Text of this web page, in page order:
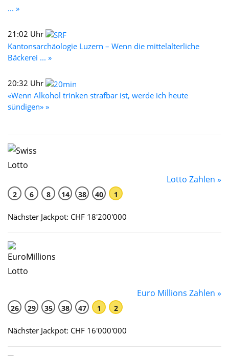
... »
21:02 Uhr
Kantonsarchäologie Luzern – Wenn die mittelalterliche
Bäckerei ... »
20:32 Uhr
«Wenn Alkohol trinken strafbar ist, werde ich heute
sündigen» »
Lotto Zahlen »
2 6 8 14 38 40 1
Nächster Jackpot: CHF 18'200'000
Euro Millions Zahlen »
26 29 35 38 47 1 2
Nächster Jackpot: CHF 16'000'000